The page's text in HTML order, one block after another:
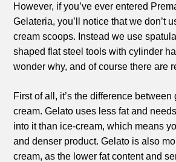
However, if you’ve ever entered
Gelateria, you’ll notice that we don’t
cream scoops. Instead we use
shaped flat steel tools with cylinder
wonder why, and of course there are
First of all, it’s the difference
cream. Gelato uses less fat and
into it than ice-cream, which means
and denser product. Gelato is also
cream, as the lower fat content and